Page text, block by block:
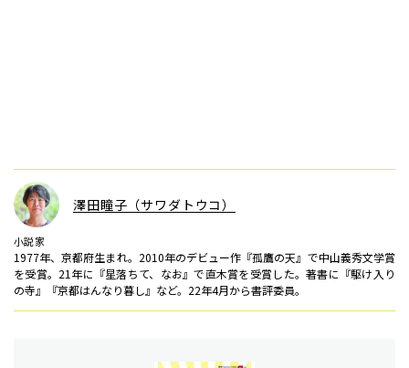
澤田瞳子（サワダトウコ）
小説家
1977年、京都府生まれ。2010年のデビュー作『孤鷹の天』で中山義秀文学賞
を受賞。21年に『星落ちて、なお』で直木賞を受賞した。著書に『駆け入り
の寺』『京都はんなり暮し』など。22年4月から書評委員。